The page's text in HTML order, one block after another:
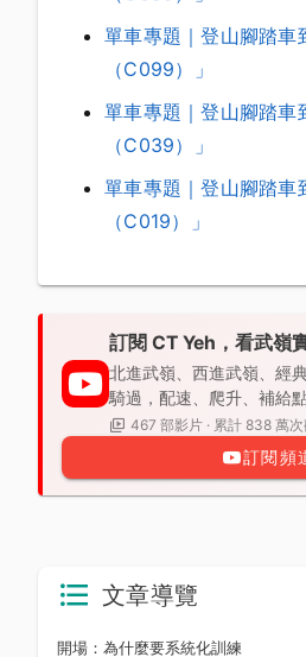
單車專題｜登山腳踏車
（C099）」
單車專題｜登山腳踏車
（C039）」
單車專題｜登山腳踏車
（C019）」
訂閱 CT Yeh，看武嶺
北進武嶺、西進武嶺、經
騎過，配速、爬升、補給
467 部影片 · 累計 838 萬
訂閱頻
文章導覽
開場：為什麼要系統化訓練